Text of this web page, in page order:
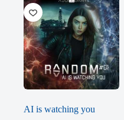
AI is watching you